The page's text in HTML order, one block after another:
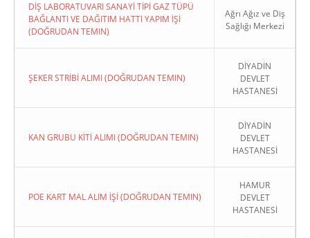
DİŞ LABORATUVARI SANAYİ TİPİ GAZ TÜPÜ
BAĞLANTI VE DAĞITIM HATTI YAPIM İŞİ
(DOĞRUDAN TEMIN)
Ağrı Ağız ve Diş
Sağlığı Merkezi
ŞEKER STRİBİ ALIMI (DOĞRUDAN TEMIN)
DİYADİN
DEVLET
HASTANESİ
KAN GRUBU KİTİ ALIMI (DOĞRUDAN TEMIN)
DİYADİN
DEVLET
HASTANESİ
POE KART MAL ALIM İŞİ (DOĞRUDAN TEMIN)
HAMUR
DEVLET
HASTANESİ